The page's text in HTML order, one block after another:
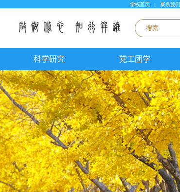
学校首页 | 联系我们
科学研究 党工团学